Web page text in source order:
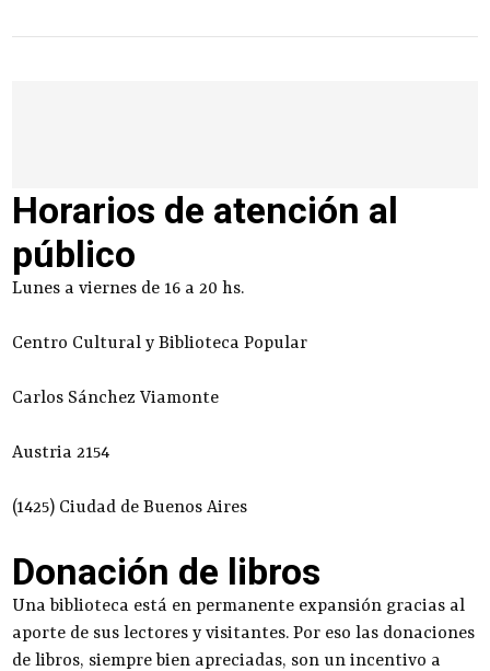
Horarios de atención al
público
Lunes a viernes de 16 a 20 hs.
Centro Cultural y Biblioteca Popular
Carlos Sánchez Viamonte
Austria 2154
(1425) Ciudad de Buenos Aires
Donación de libros
Una biblioteca está en permanente expansión gracias al
aporte de sus lectores y visitantes. Por eso las donaciones
de libros, siempre bien apreciadas, son un incentivo a